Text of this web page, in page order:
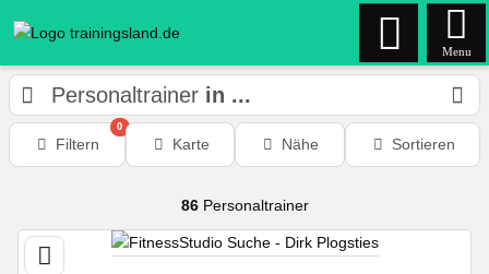
Menu
Personaltrainer in ...
Filtern
0
Karte Nähe Sortieren
86Personaltrainer